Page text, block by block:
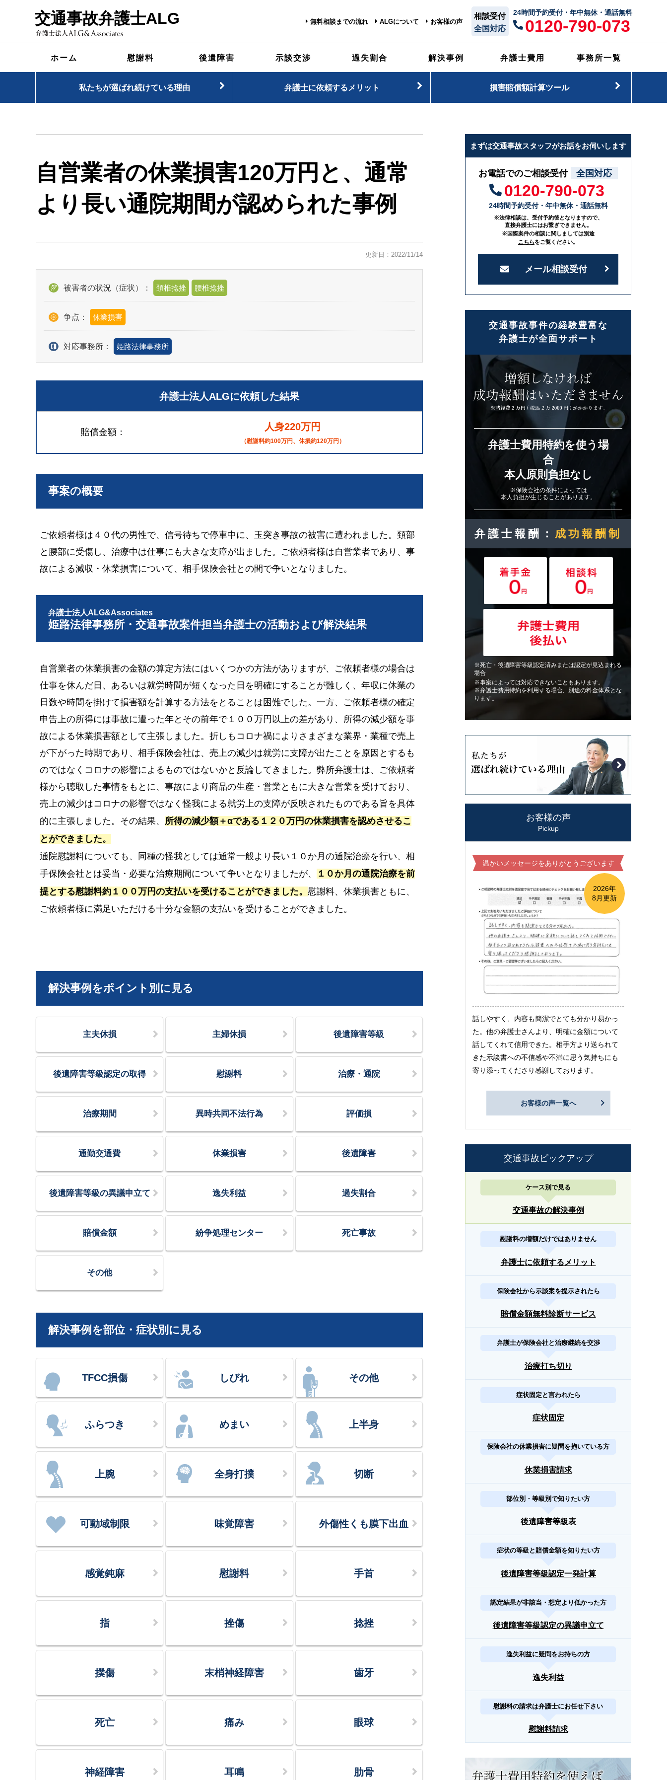
交通事故弁護士ALG 無料相談までの流れ ALGについて お客様の声
相談受付
全国対応
24時間予約受付・年中無休・通話無料
0120-790-073
ホーム 慰謝料 後遺障害 示談交渉 過失割合 解決事例 弁護士費用 事務所一覧
私たちが選ばれ続けている理由 弁護士に依頼するメリット 損害賠償額計算ツール
自営業者の休業損害120万円と、通常
より長い通院期間が認められた事例
更新日：2022/11/14
被害者の状況（症状）： 頚椎捻挫 腰椎捻挫
争点： 休業損害
対応事務所： 姫路法律事務所
弁護士法人ALGに依頼した結果
賠償金額 人身220万円
（慰謝料約100万円、休損約120万円）
事案の概要
ご依頼者様は４０代の男性で、信号待ちで停車中に、玉突き事故の被害に遭われました。頚部
と腰部に受傷し、治療中は仕事にも大きな支障が出ました。ご依頼者様は自営業者であり、事
故による減収・休業損害について、相手保険会社との間で争いとなりました。
弁護士法人ALG&Associates
姫路法律事務所・交通事故案件担当弁護士の活動および解決結果
自営業者の休業損害の金額の算定方法にはいくつかの方法がありますが、ご依頼者様の場合は
仕事を休んだ日、あるいは就労時間が短くなった日を明確にすることが難しく、年収に休業の
日数や時間を掛けて損害額を計算する方法をとることは困難でした。一方、ご依頼者様の確定
申告上の所得には事故に遭った年とその前年で１００万円以上の差があり、所得の減少額を事
故による休業損害額として主張しました。折しもコロナ禍によりさまざまな業界・業種で売上
が下がった時期であり、相手保険会社は、売上の減少は就労に支障が出たことを原因とするも
のではなくコロナの影響によるものではないかと反論してきました。弊所弁護士は、ご依頼者
様から聴取した事情をもとに、事故により商品の生産・営業ともに大きな営業を受けており、
売上の減少はコロナの影響ではなく怪我による就労上の支障が反映されたものである旨を具体
的に主張しました。その結果、
所得の減少額＋αである１２０万円の休業損害を認めさせるこ
とができました。
通院慰謝料についても、同種の怪我としては通常一般より長い１０か月の通院治療を行い、相
手保険会社とは妥当・必要な治療期間について争いとなりましたが、
１０か月の通院治療を前
提とする慰謝料約１００万円の支払いを受けることができました。 慰謝料、休業損害ともに、
ご依頼者様に満足いただける十分な金額の支払いを受けることができました。
解決事例をポイント別に見る
主夫休損 主婦休損 後遺障害等級
後遺障害等級認定の取得 慰謝料 治療・通院
治療期間 異時共同不法行為 評価損
通勤交通費 休業損害 後遺障害
後遺障害等級の異議申立て 逸失利益 過失割合
賠償金額 紛争処理センター 死亡事故
その他
解決事例を部位・症状別に見る
TFCC損傷 しびれ その他
ふらつき めまい 上半身
上腕 全身打撲 切断
可動域制限 味覚障害 外傷性くも膜下出血
感覚鈍麻 慰謝料 手首
指 挫傷 捻挫
撲傷 末梢神経障害 歯牙
死亡 痛み 眼球
神経障害 耳鳴 肋骨
まずは交通事故スタッフがお話をお伺いします
お電話でのご相談受付 全国対応
0120-790-073
24時間予約受付・年中無休・通話無料
※法律相談は、受付予約後となりますので、
直接弁護士にはお繋ぎできません。
※国際案件の相談に関しましては別途
こちらをご覧ください。
メール相談受付
交通事故事件の経験豊富な
弁護士が全面サポート
弁護士費用特約を使う場
合
本人原則負担なし
※保険会社の条件によっては
本人負担が生じることがあります。
弁護士報酬： 成功報酬制
※死亡・後遺障害等級認定済みまたは認定が見込まれる
場合
※事案によっては対応できないこともあります。
※弁護士費用特約を利用する場合、別途の料金体系とな
ります。
お客様の声
Pickup
温かいメッセージをありがとうございます
2026年
8月更新
話しやすく、内容も簡潔でとても分かり易かっ
た。他の弁護士さんより、明確に金額について
話してくれて信用できた。相手方より送られて
きた示談書への不信感や不満に思う気持ちにも
寄り添ってくださり感謝しております。
お客様の声一覧へ
交通事故ピックアップ
ケース別で見る
交通事故の解決事例
慰謝料の増額だけではありません
弁護士に依頼するメリット
保険会社から示談案を提示されたら
賠償金額無料診断サービス
弁護士が保険会社と治療継続を交渉
治療打ち切り
症状固定と言われたら
症状固定
保険会社の休業損害に疑問を抱いている方
休業損害請求
部位別・等級別で知りたい方
後遺障害等級表
症状の等級と賠償金額を知りたい方
後遺障害等級認定一発計算
認定結果が非該当・想定より低かった方
後遺障害等級認定の異議申立て
逸失利益に疑問をお持ちの方
逸失利益
慰謝料の請求は弁護士にお任せ下さい
慰謝料請求